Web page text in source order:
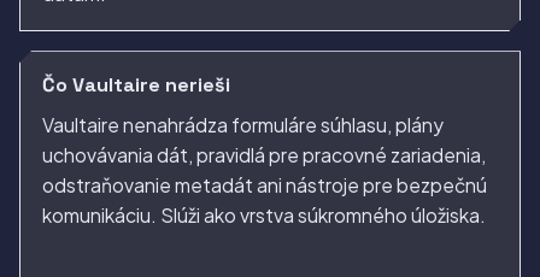
Čo Vaultaire nerieši
Vaultaire nenahrádza formuláre súhlasu, plány
uchovávania dát, pravidlá pre pracovné zariadenia,
odstraňovanie metadát ani nástroje pre bezpečnú
komunikáciu. Slúži ako vrstva súkromného úložiska.